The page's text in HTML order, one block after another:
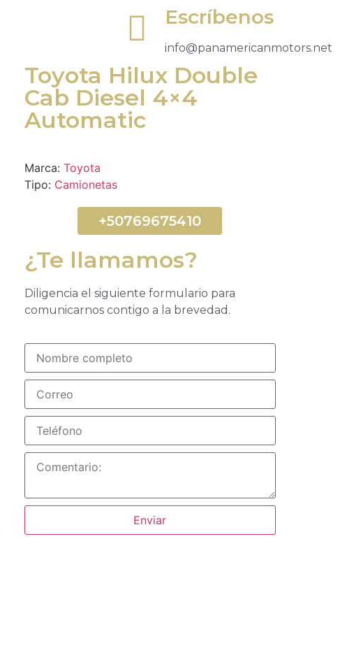
Escríbenos
info@panamericanmotors.net
Toyota Hilux Double
Cab Diesel 4×4
Automatic
Marca: Toyota
Tipo: Camionetas
+50769675410
¿Te llamamos?
Diligencia el siguiente formulario para
comunicarnos contigo a la brevedad.
Enviar